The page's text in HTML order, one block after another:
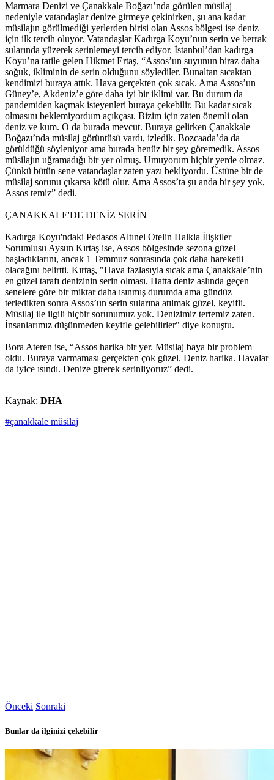
Marmara Denizi ve Çanakkale Boğazı’nda görülen müsilaj
nedeniyle vatandaşlar denize girmeye çekinirken, şu ana kadar
müsilajın görülmediği yerlerden birisi olan Assos bölgesi ise deniz
için ilk tercih oluyor. Vatandaşlar Kadırga Koyu’nun serin ve berrak
sularında yüzerek serinlemeyi tercih ediyor. İstanbul’dan kadırga
Koyu’na tatile gelen Hikmet Ertaş, “Assos’un suyunun biraz daha
soğuk, ikliminin de serin olduğunu söylediler. Bunaltan sıcaktan
kendimizi buraya attık. Hava gerçekten çok sıcak. Ama Assos’un
Güney’e, Akdeniz’e göre daha iyi bir iklimi var. Bu durum da
pandemiden kaçmak isteyenleri buraya çekebilir. Bu kadar sıcak
olmasını beklemiyordum açıkçası. Bizim için zaten önemli olan
deniz ve kum. O da burada mevcut. Buraya gelirken Çanakkale
Boğazı’nda müsilaj görüntüsü vardı, izledik. Bozcaada’da da
görüldüğü söyleniyor ama burada henüz bir şey göremedik. Assos
müsilajın uğramadığı bir yer olmuş. Umuyorum hiçbir yerde olmaz.
Çünkü bütün sene vatandaşlar zaten yazı bekliyordu. Üstüne bir de
müsilaj sorunu çıkarsa kötü olur. Ama Assos’ta şu anda bir şey yok,
Assos temiz” dedi.
ÇANAKKALE'DE DENİZ SERİN
Kadırga Koyu'ndaki Pedasos Altınel Otelin Halkla İlişkiler
Sorumlusu Aysun Kırtaş ise, Assos bölgesinde sezona güzel
başladıklarını, ancak 1 Temmuz sonrasında çok daha hareketli
olacağını belirtti. Kırtaş, "Hava fazlasıyla sıcak ama Çanakkale’nin
en güzel tarafı denizinin serin olması. Hatta deniz aslında geçen
senelere göre bir miktar daha ısınmış durumda ama gündüz
terledikten sonra Assos’un serin sularına atılmak güzel, keyifli.
Müsilaj ile ilgili hiçbir sorunumuz yok. Denizimiz tertemiz zaten.
İnsanlarımız düşünmeden keyifle gelebilirler" diye konuştu.
Bora Ateren ise, “Assos harika bir yer. Müsilaj baya bir problem
oldu. Buraya varmaması gerçekten çok güzel. Deniz harika. Havalar
da iyice ısındı. Denize girerek serinliyoruz” dedi.
Kaynak: DHA
#çanakkale müsilaj
Önceki Sonraki
Bunlar da ilginizi çekebilir